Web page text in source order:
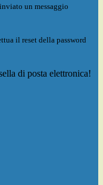
un messaggio
il reset della password
di posta elettronica!